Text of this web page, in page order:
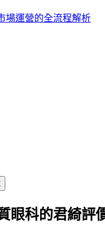
場運營的全流程解析
眼科的君綺評